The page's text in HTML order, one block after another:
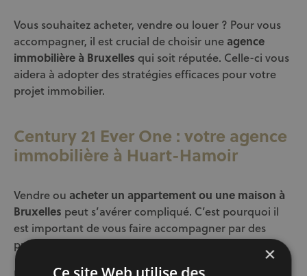
Vous souhaitez acheter, vendre ou louer ? Pour vous
accompagner, il est crucial de choisir une agence
immobilière à Bruxelles qui soit réputée. Celle-ci vous
aidera à adopter des stratégies efficaces pour votre
projet immobilier.
Century 21 Ever One : votre agence
immobilière à Huart-Hamoir
Vendre ou acheter un appartement ou une maison à
Bruxelles peut s’avérer compliqué. C’est pourquoi il
est important de vous faire accompagner par des
professionnels.
×